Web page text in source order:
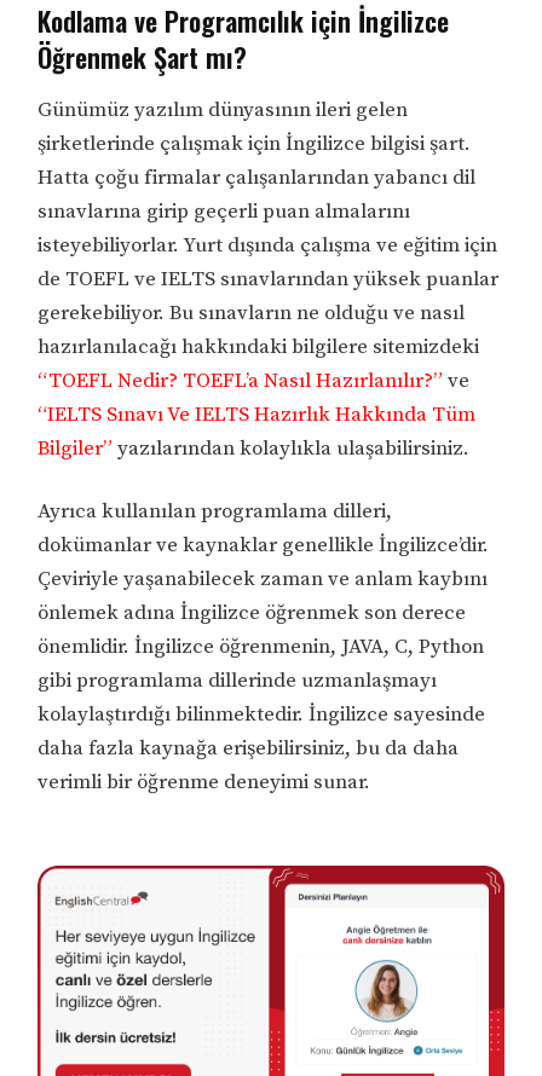
Kodlama ve Programcılık için İngilizce
Öğrenmek Şart mı?
Günümüz yazılım dünyasının ileri gelen
şirketlerinde çalışmak için İngilizce bilgisi şart.
Hatta çoğu firmalar çalışanlarından yabancı dil
sınavlarına girip geçerli puan almalarını
isteyebiliyorlar. Yurt dışında çalışma ve eğitim için
de TOEFL ve IELTS sınavlarından yüksek puanlar
gerekebiliyor. Bu sınavların ne olduğu ve nasıl
hazırlanılacağı hakkındaki bilgilere sitemizdeki
“TOEFL Nedir? TOEFL’a Nasıl Hazırlanılır?” ve
“IELTS Sınavı Ve IELTS Hazırlık Hakkında Tüm
Bilgiler” yazılarından kolaylıkla ulaşabilirsiniz.
Ayrıca kullanılan programlama dilleri,
dokümanlar ve kaynaklar genellikle İngilizce’dir.
Çeviriyle yaşanabilecek zaman ve anlam kaybını
önlemek adına İngilizce öğrenmek son derece
önemlidir. İngilizce öğrenmenin, JAVA, C, Python
gibi programlama dillerinde uzmanlaşmayı
kolaylaştırdığı bilinmektedir. İngilizce sayesinde
daha fazla kaynağa erişebilirsiniz, bu da daha
verimli bir öğrenme deneyimi sunar.